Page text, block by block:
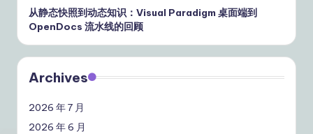
从静态快照到动态知识：Visual Paradigm 桌面端到
OpenDocs 流水线的回顾
Archives
2026 年 7 月
2026 年 6 月